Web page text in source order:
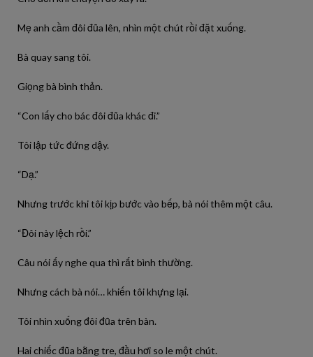
Mẹ anh cầm đôi đũa lên, nhìn một chút rồi đặt xuống.
Bà quay sang tôi.
Giọng bà bình thản.
“Con lấy cho bác đôi đũa khác đi.”
Tôi lập tức đứng dậy.
“Dạ.”
Nhưng trước khi tôi kịp bước vào bếp, bà nói thêm một câu.
“Đôi này lệch rồi.”
Câu nói ấy nghe qua thì rất bình thường.
Nhưng cách bà nói… khiến tôi khựng lại.
Tôi nhìn xuống đôi đũa trên bàn.
Hai chiếc đũa bằng tre, đầu hơi so le một chút.